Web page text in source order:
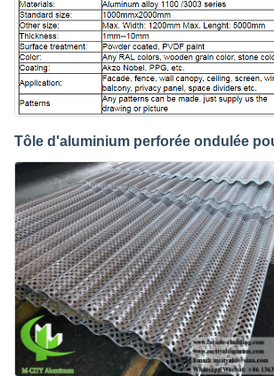
Tôle d'aluminium perforée ondulée